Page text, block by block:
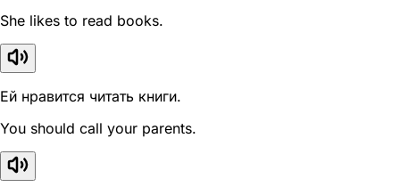
She likes to read books.
Ей нравится читать книги.
You should call your parents.